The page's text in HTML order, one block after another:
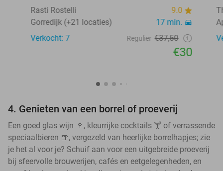
Rasti Rostelli
9.0
Gorredijk (+21 locaties)
17 min.
Verkocht: 7
Regulier €37,50
€30
4. Genieten van een borrel of proeverij
Een goed glas wijn 🍷, kleurrijke cocktails 🍸 of verrassende
speciaalbieren 🍺, vergezeld van heerlijke borrelhapjes; zie
je het al voor je? Schuif aan voor een uitgebreide proeverij
bij sfeervolle brouwerijen, cafés en eetgelegenheden, en